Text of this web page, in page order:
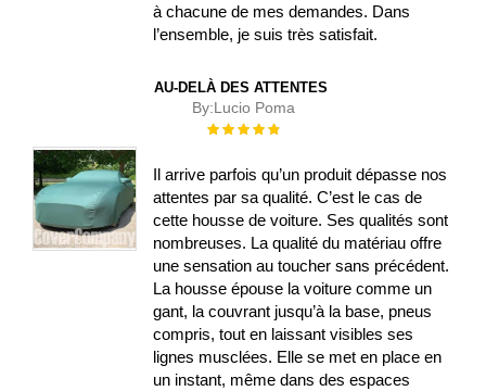
à chacune de mes demandes. Dans
l’ensemble, je suis très satisfait.
AU-DELÀ DES ATTENTES
By:Lucio Poma
Évaluation :
Il arrive parfois qu’un produit dépasse nos
attentes par sa qualité. C’est le cas de
cette housse de voiture. Ses qualités sont
nombreuses. La qualité du matériau offre
une sensation au toucher sans précédent.
La housse épouse la voiture comme un
gant, la couvrant jusqu’à la base, pneus
compris, tout en laissant visibles ses
lignes musclées. Elle se met en place en
un instant, même dans des espaces